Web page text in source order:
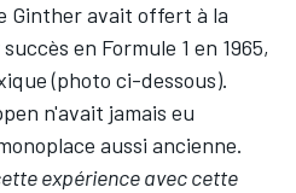
Gintheravait offert à la
en Formule 1 en 1965,
(photo ci-dessous).
n'avait jamais eu
aussi ancienne.
expérience avec cette